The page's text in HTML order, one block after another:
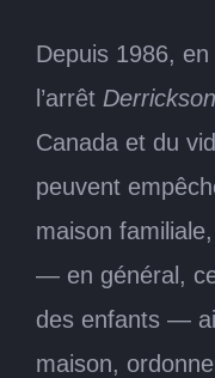
Depuis 1986,
l’arrêt Derrickson
Canada et du
peuvent
maison
— en général,
des enfants —
maison,